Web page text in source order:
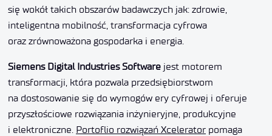
się wokół takich obszarów badawczych jak: zdrowie,
inteligentna mobilność, transformacja cyfrowa
oraz zrównoważona gospodarka i energia.
Siemens Digital Industries Software jest motorem
transformacji, która pozwala przedsiębiorstwom
na dostosowanie się do wymogów ery cyfrowej i oferuje
przyszłościowe rozwiązania inżynieryjne, produkcyjne
i elektroniczne. Portoflio rozwiązań Xcelerator pomaga